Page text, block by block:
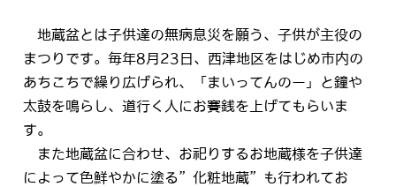
地蔵盆とは子供達の無病息災を願う、子供が主役の
まつりです。毎年8月23日、西津地区をはじめ市内の
あちこちで繰り広げられ、「まいってんのー」と鐘や
太鼓を鳴らし、道行く人にお賽銭を上げてもらいま
す。
また地蔵盆に合わせ、お祀りするお地蔵様を子供達
によって色鮮やかに塗る”化粧地蔵”も行われてお